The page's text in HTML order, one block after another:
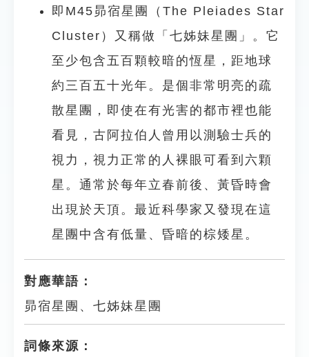
即M45昴宿星團（The Pleiades Star
Cluster）又稱做「七姊妹星團」。它
至少包含五百顆較暗的恆星，距地球
約三百五十光年。是個非常明亮的疏
散星團，即使在有光害的都市裡也能
看見，古阿拉伯人曾用以測驗士兵的
視力，視力正常的人裸眼可看到六顆
星。通常於每年立春前後、黃昏時會
出現於天頂。最近科學家又發現在這
星團中含有低量、昏暗的棕矮星。
對應華語：
昴宿星團、七姊妹星團
詞條來源：